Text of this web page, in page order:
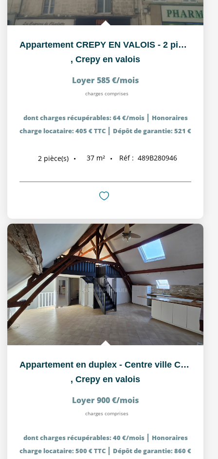
Appartement CREPY EN VALOIS - 2 pièce(s) 36.85 m²
, Crepy en valois
Loyer 585 €/mois
charges comprises
dont charges récupérables: 64 €/mois | Honoraires
charge locataire: 405 € TTC | Dépôt de garantie: 521 €
2 pièce(s) 37 m² Réf : 489B280946
Appartement en duplex - Centre ville Crépy en Valois
, Crepy en valois
Loyer 900 €/mois
charges comprises
dont charges récupérables: 40 €/mois | Honoraires
charge locataire: 500 € TTC | Dépôt de garantie: 860 €